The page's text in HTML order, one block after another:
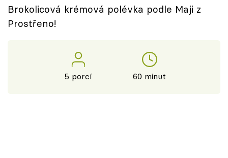
Sledujte prima+
Brokolicová krémová polévka podle Maji z
Prostřeno!
5 porcí 60 minut